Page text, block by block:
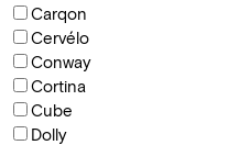
Carqon
Cervélo
Conway
Cortina
Cube
Dolly